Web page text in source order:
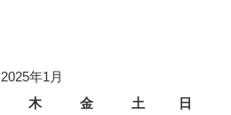
2025年1月
木 金 土 日